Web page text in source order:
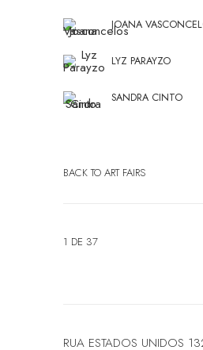
JOANA
LYZ PARAYZO
SANDRA CINTO
BACK TO ART FAIRS
1 DE 37
RUA ESTADOS UNIDOS